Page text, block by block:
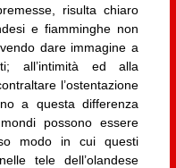
risulta chiaro
e fiamminghe non
dare immagine a
all’intimità ed alla
l’ostentazione
a questa differenza
possono essere
modo in cui questi
tele dell’olandese